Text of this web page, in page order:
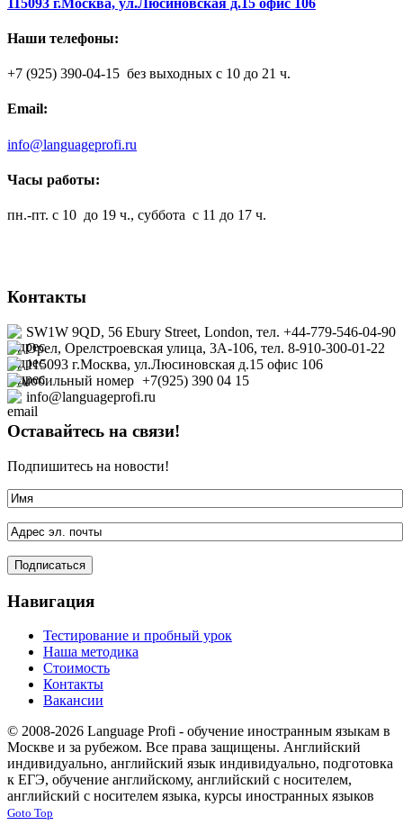
Наши телефоны:
+7 (925) 390-04-15 без выходных с 10 до 21 ч.
Email:
info@languageprofi.ru
Часы работы:
пн.-пт. с 10 до 19 ч., суббота с 11 до 17 ч.
Контакты
SW1W 9QD, 56 Ebury Street, London, тел. +44-779-546-04-90
Орел, Орелстроевская улица, 3А-106, тел. 8-910-300-01-22
115093 г.Москва, ул.Люсиновская д.15 офис 106
+7(925) 390 04 15
info@languageprofi.ru
Оставайтесь на связи!
Подпишитесь на новости!
Навигация
Тестирование и пробный урок
Наша методика
Стоимость
Контакты
Вакансии
© 2008-2026 Language Profi - обучение иностранным языкам в
Москве и за рубежом. Все права защищены. Английский
индивидуально, английский язык индивидуально, подготовка
к ЕГЭ, обучение английскому, английский с носителем,
английский с носителем языка, курсы иностранных языков
Goto Top